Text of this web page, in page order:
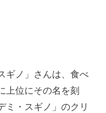
ギノ」さんは、食べ
上位にその名を刻
ミ・スギノ」のクリ